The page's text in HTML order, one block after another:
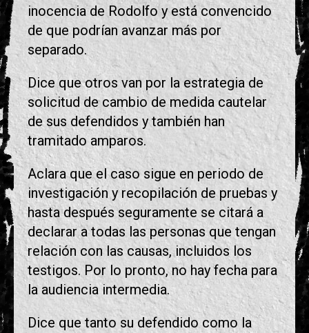
inocencia de Rodolfo y está convencido
de que podrían avanzar más por
separado.
Dice que otros van por la estrategia de
solicitud de cambio de medida cautelar
de sus defendidos y también han
tramitado amparos.
Aclara que el caso sigue en periodo de
investigación y recopilación de pruebas y
hasta después seguramente se citará a
declarar a todas las personas que tengan
relación con las causas, incluidos los
testigos. Por lo pronto, no hay fecha para
la audiencia intermedia.
Dice que tanto su defendido como la